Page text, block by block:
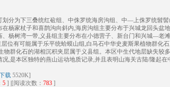
分为下三叠统红砬组、中侏罗统海房沟组、中—上侏罗统髫髻
杨家杖子和喜鹊沟向斜内,海房沟组主要分布于兴城龙回头盆
杨树湾一带,义县组主要分布在小德营子、新台门和兴城—老
位有可能属于乐平统蛤蟆山组,白马石中华史麦斯果植物群化
群化石的湖相沉积夹层属于义县组。本区中生代地层缺失较
,是本区独特的燕山运动地质记录,并且表明山海关古陆/隆起在
载 5520K]
5 ] |[阅读次数： 783 ]